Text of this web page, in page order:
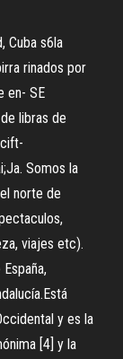
Cuba s6la
rinados por
en- SE
libras de
Somos la
norte de
viajes etc).
y es la
[4] y la